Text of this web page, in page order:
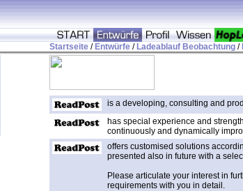
Startseite / Entwürfe / Ladeablauf Beobachtung /
is a developing, consulting and
has special experience and
continuously and dynamically
offers customised solutions
presented also in future with a
Please articulate your interest in
requirements with you in detail.